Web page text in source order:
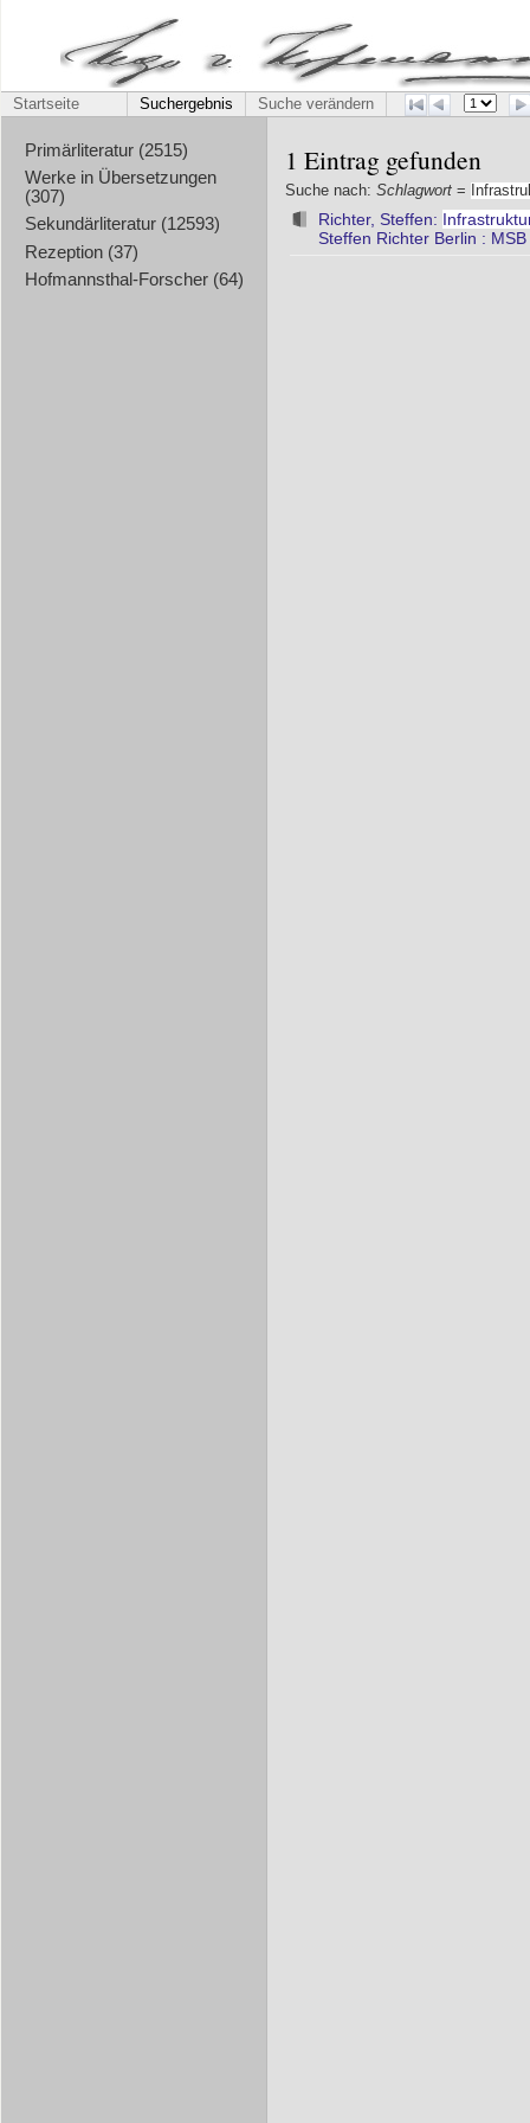
Startseite Suchergebnis Suche verändern
Primärliteratur (2515)
Werke in Übersetzungen
(307)
Sekundärliteratur (12593)
Rezeption (37)
Hofmannsthal-Forscher (64)
1 Eintrag gefunden
Suche nach: Schlagwort =
Richter, Steffen:
Steffen Richter Berlin :